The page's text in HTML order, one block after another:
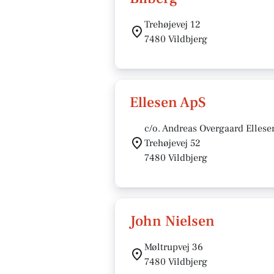
Trehøjevej 12
7480 Vildbjerg
Ellesen ApS
c/o. Andreas Overgaard
Trehøjevej 52
7480 Vildbjerg
John Nielsen
Møltrupvej 36
7480 Vildbjerg